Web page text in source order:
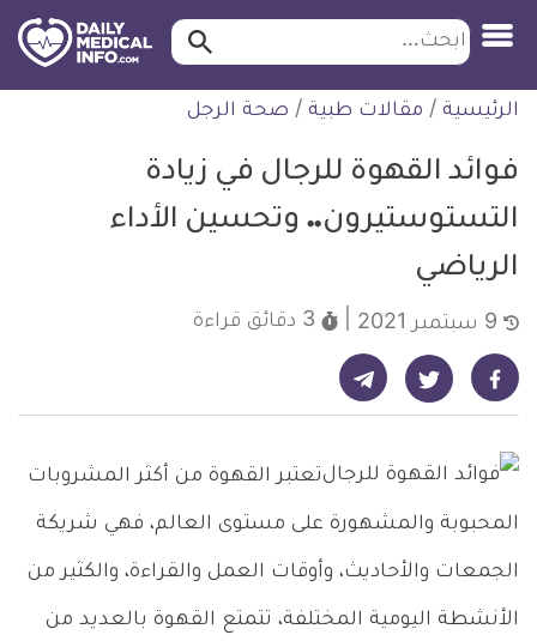
التخطي
للمحتوى
ابحث ابحث…
الرئيسية / مقالات طبية / صحة الرجل
فوائد القهوة للرجال في زيادة
التستوستيرون.. وتحسين الأداء
الرياضي
3 دقائق قراءة
شارك على فيسبوك - ديلي ميديكال انفو شارك على تويتر - ديلي ميديكال انفو شارك على تيليجرام - ديلي ميديكال انفو
تعتبر القهوة من أكثر المشروبات
المحبوبة والمشهورة على مستوى العالم، فهي شريكة
الجمعات والأحاديث، وأوقات العمل والقراءة، والكثير من
الأنشطة اليومية المختلفة، تتمتع القهوة بالعديد من